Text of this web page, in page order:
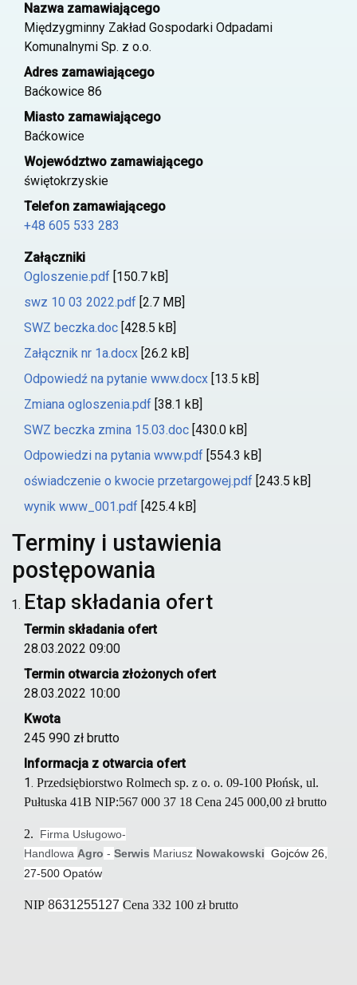
Nazwa zamawiającego
Międzygminny Zakład Gospodarki Odpadami
Komunalnymi Sp. z o.o.
Adres zamawiającego
Baćkowice 86
Miasto zamawiającego
Baćkowice
Województwo zamawiającego
świętokrzyskie
Telefon zamawiającego
+48 605 533 283
Załączniki
Ogloszenie.pdf [150.7 kB]
swz 10 03 2022.pdf [2.7 MB]
SWZ beczka.doc [428.5 kB]
Załącznik nr 1a.docx [26.2 kB]
Odpowiedź na pytanie www.docx [13.5 kB]
Zmiana ogloszenia.pdf [38.1 kB]
SWZ beczka zmina 15.03.doc [430.0 kB]
Odpowiedzi na pytania www.pdf [554.3 kB]
oświadczenie o kwocie przetargowej.pdf [243.5 kB]
wynik www_001.pdf [425.4 kB]
Terminy i ustawienia
postępowania
Etap składania ofert
Termin składania ofert
28.03.2022 09:00
Termin otwarcia złożonych ofert
28.03.2022 10:00
Kwota
245 990 zł brutto
Informacja z otwarcia ofert
1. Przedsiębiorstwo Rolmech sp. z o. o. 09-100 Płońsk, ul.
Pułtuska 41B NIP:567 000 37 18 Cena 245 000,00 zł brutto
2. Firma Usługowo-
Handlowa Agro - Serwis Mariusz Nowakowski Gojców 26,
27-500 Opatów
NIP 8631255127 Cena 332 100 zł brutto